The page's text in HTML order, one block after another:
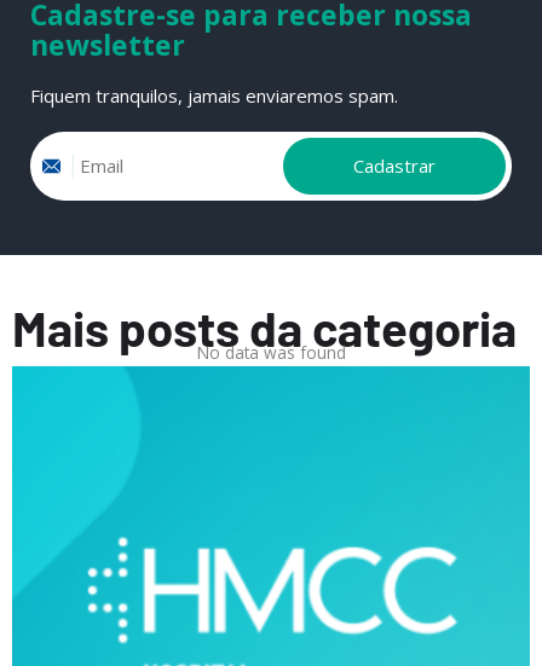
Cadastre-se para receber nossa
newsletter
Fiquem tranquilos, jamais enviaremos spam.
Email
Cadastrar
Mais posts da categoria
No data was found